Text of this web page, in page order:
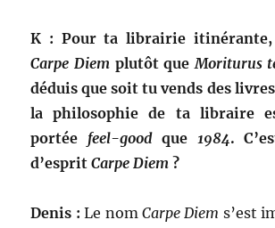
K : Pour ta librairie
Carpe Diem plutôt queMoriturus
déduis que soit tu vends des
la philosophie de ta libraire
portée feel-goodque 1984.
d’espritCarpe Diem ?
Denis : Le nomCarpe Diem s’est